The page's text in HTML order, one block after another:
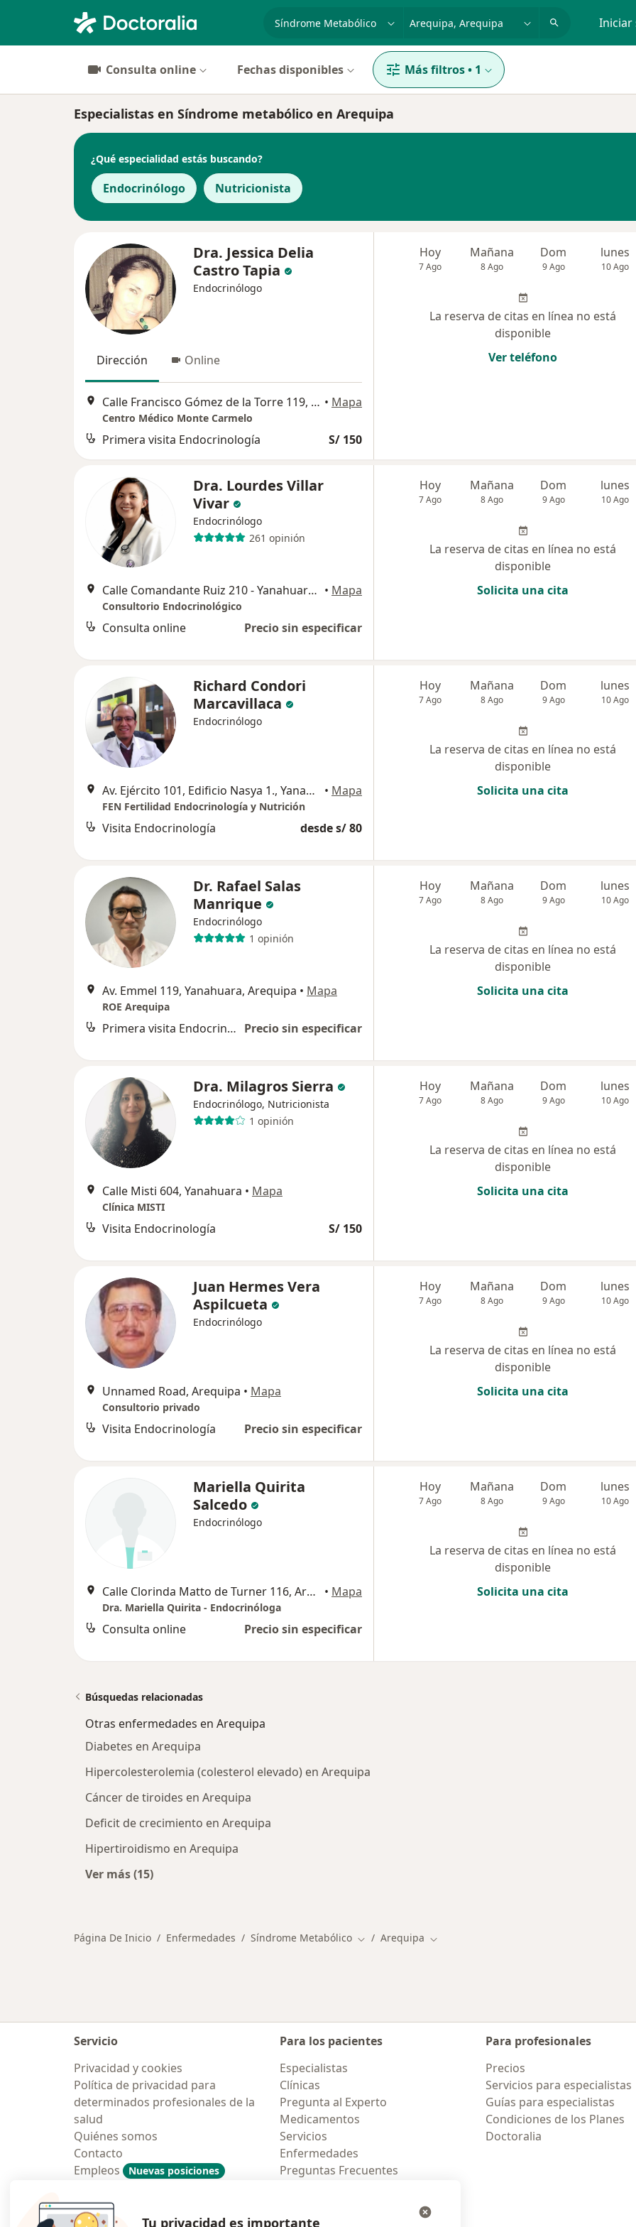
especialidad, enfermedad o nombre Iniciar
Consulta online Fechas disponibles Más filtros• 1
Especialistas en Síndrome metabólico en Arequipa
¿Qué especialidad estás buscando?
Endocrinólogo Nutricionista
Dra. Jessica Delia
Castro Tapia
Endocrinólogo
Dirección Online
Calle Francisco Gómez de la Torre 119, Urb. Victoria, Arequipa, Arequipa • Mapa
Centro Médico Monte Carmelo
Primera visita Endocrinología S/ 150
Hoy
7 Ago
Mañana
8 Ago
Dom
9 Ago
lunes
10 Ago
La reserva de citas en línea no está
disponible
Ver teléfono
Dra. Lourdes Villar
Vivar
Endocrinólogo
261 opinión
Calle Comandante Ruiz 210 - Yanahuara, Arequipa • Mapa
Consultorio Endocrinológico
Consulta online Precio sin especificar
Hoy
7 Ago
Mañana
8 Ago
Dom
9 Ago
lunes
10 Ago
La reserva de citas en línea no está
disponible
Solicita una cita
Richard Condori
Marcavillaca
Endocrinólogo
Av. Ejército 101, Edificio Nasya 1., Yanahuara • Mapa
FEN Fertilidad Endocrinología y Nutrición
Visita Endocrinología desde s/ 80
Hoy
7 Ago
Mañana
8 Ago
Dom
9 Ago
lunes
10 Ago
La reserva de citas en línea no está
disponible
Solicita una cita
Dr. Rafael Salas
Manrique
Endocrinólogo
1 opinión
Av. Emmel 119, Yanahuara, Arequipa • Mapa
ROE Arequipa
Primera visita Endocrinología Precio sin especificar
Hoy
7 Ago
Mañana
8 Ago
Dom
9 Ago
lunes
10 Ago
La reserva de citas en línea no está
disponible
Solicita una cita
Dra. Milagros Sierra
Endocrinólogo, Nutricionista
1 opinión
Calle Misti 604, Yanahuara • Mapa
Clínica MISTI
Visita Endocrinología S/ 150
Hoy
7 Ago
Mañana
8 Ago
Dom
9 Ago
lunes
10 Ago
La reserva de citas en línea no está
disponible
Solicita una cita
Juan Hermes Vera
Aspilcueta
Endocrinólogo
Unnamed Road, Arequipa • Mapa
Consultorio privado
Visita Endocrinología Precio sin especificar
Hoy
7 Ago
Mañana
8 Ago
Dom
9 Ago
lunes
10 Ago
La reserva de citas en línea no está
disponible
Solicita una cita
Mariella Quirita
Salcedo
Endocrinólogo
Calle Clorinda Matto de Turner 116, Arequipa • Mapa
Dra. Mariella Quirita - Endocrinóloga
Consulta online Precio sin especificar
Hoy
7 Ago
Mañana
8 Ago
Dom
9 Ago
lunes
10 Ago
La reserva de citas en línea no está
disponible
Solicita una cita
Búsquedas relacionadas
Otras enfermedades en Arequipa
Diabetes en Arequipa
Hipercolesterolemia (colesterol elevado) en Arequipa
Cáncer de tiroides en Arequipa
Deficit de crecimiento en Arequipa
Hipertiroidismo en Arequipa
Ver más (15)
Página De Inicio Enfermedades Síndrome Metabólico Cambiar de ciudad
Arequipa Cambiar de ciudad
Servicio
Privacidad y cookies
Política de privacidad para
determinados profesionales de la
salud
Quiénes somos
Contacto
Empleos
Nuevas posiciones
Contratación
Para los pacientes
Especialistas
Clínicas
Pregunta al Experto
Medicamentos
Servicios
Enfermedades
Preguntas Frecuentes
Para profesionales
Precios
Servicios para especialistas
Guías para especialistas
Condiciones de los Planes
Doctoralia
Tu privacidad es importante